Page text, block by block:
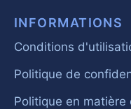
INFORMATIONS
Conditions
Politique de
Politique en matière